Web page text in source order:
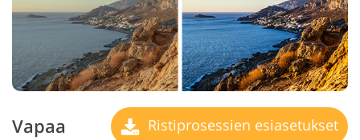
Vapaa Ristiprosessien esiasetukset